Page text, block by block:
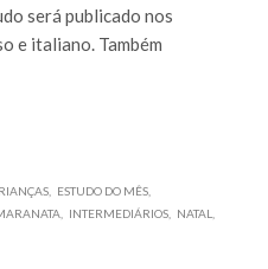
será publicado nos
e italiano. Também
ESTUDO DO MÊS
INTERMEDIÁRIOS NATAL